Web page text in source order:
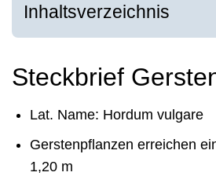
Inhaltsverzeichnis
Steckbrief
Lat. Name: Hordum vulgare
Gerstenpflanzen erreichen
1,20 m